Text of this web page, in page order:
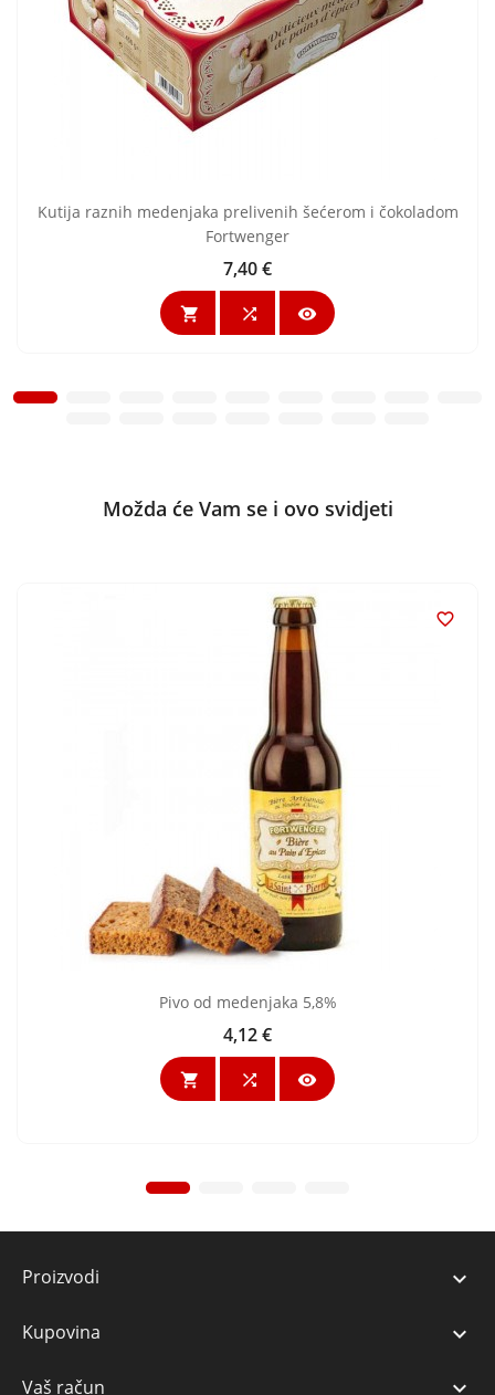
Kutija raznih medenjaka prelivenih šećerom i čokoladom
Fortwenger
Cijena
7,40 €
  
Možda će Vam se i ovo svidjeti

Pivo od medenjaka 5,8%
Cijena
4,12 €
  
Proizvodi 
Kupovina 
Vaš račun 